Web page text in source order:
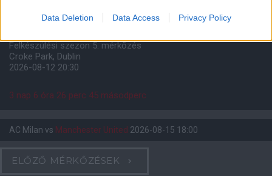
Data Deletion Data Access Privacy Policy
United
Felkészülési szezon 5. mérkőzés
Croke Park, Dublin
2026-08-12 20:30
3 nap 6 óra 26 perc 44 másodperc
AC Milan vs Manchester United 2026-08-15 18:00
ELŐZŐ MÉRKŐZÉSEK